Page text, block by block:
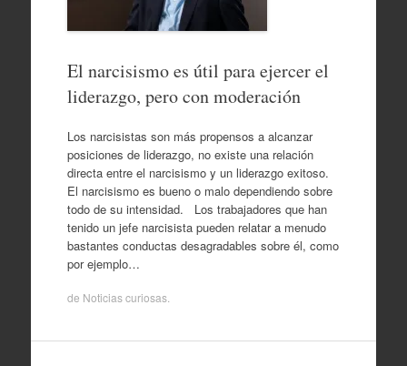
El narcisismo es útil para ejercer el
liderazgo, pero con moderación
Los narcisistas son más propensos a alcanzar
posiciones de liderazgo, no existe una relación
directa entre el narcisismo y un liderazgo exitoso.
El narcisismo es bueno o malo dependiendo sobre
todo de su intensidad. Los trabajadores que han
tenido un jefe narcisista pueden relatar a menudo
bastantes conductas desagradables sobre él, como
por ejemplo…
de Noticias curiosas.